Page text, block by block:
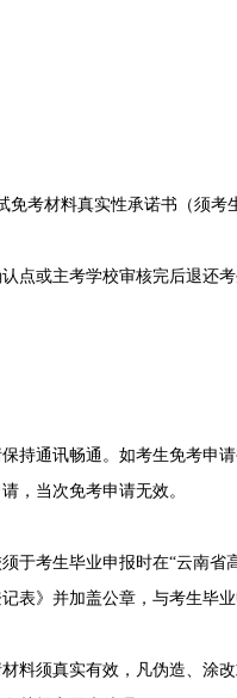
考材料真实性承诺书（须考
或主考学校审核完后退还考
通讯畅通。如考生免考申请
，当次免考申请无效。
考生毕业申报时在“云南省
表》并加盖公章，与考生毕
须真实有效，凡伪造、涂改